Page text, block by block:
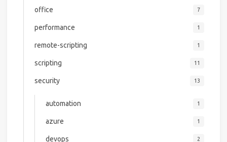
office 7
performance 1
remote-scripting 1
scripting 11
security 13
automation 1
azure 1
devops 2